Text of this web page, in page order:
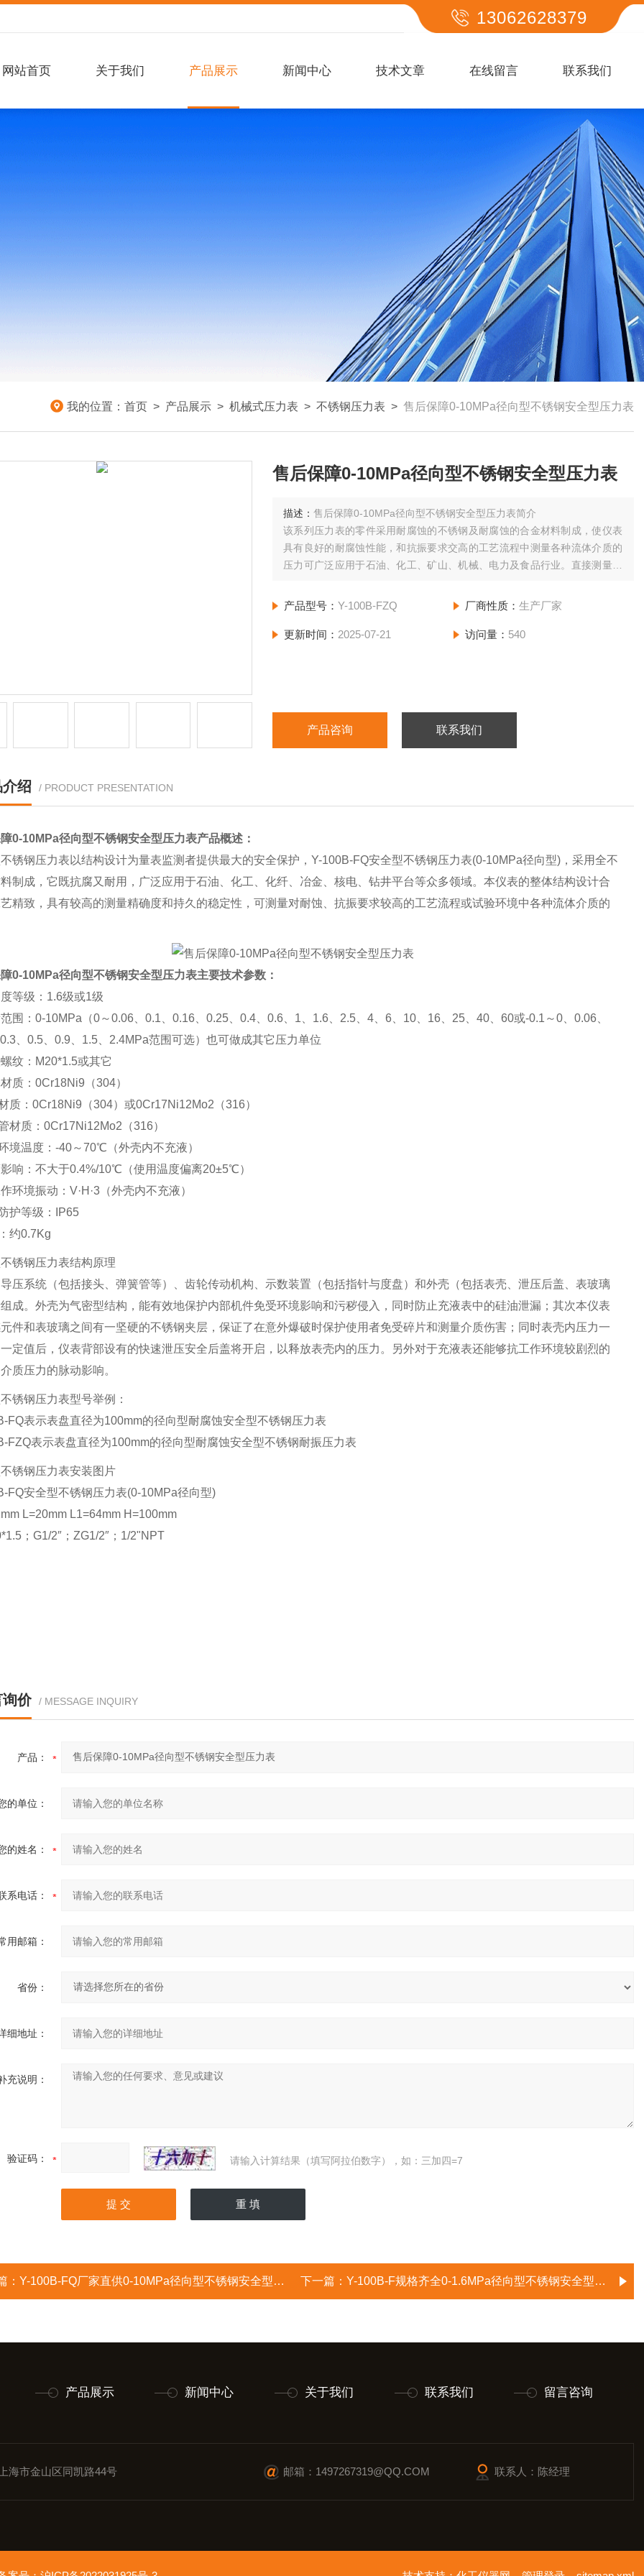
13062628379
网站首页 关于我们 产品展示 新闻中心 技术文章 在线留言 联系我们
我的位置： 首页 > 产品展示 > 机械式压力表 > 不锈钢压力表 > 售后保障0-10MPa径向型不锈钢安全型压力表
售后保障0-10MPa径向型不锈钢安全型压力表
描述：售后保障0-10MPa径向型不锈钢安全型压力表简介
该系列压力表的零件采用耐腐蚀的不锈钢及耐腐蚀的合金材料制成，使仪表
具有良好的耐腐蚀性能，和抗振要求交高的工艺流程中测量各种流体介质的
压力可广泛应用于石油、化工、矿山、机械、电力及食品行业。直接测量不
产品型号：Y-100B-FZQ 厂商性质： 生产厂家
更新时间： 2025-07-21 访问量： 540
产品咨询 联系我们
绍 / PRODUCT PRESENTATION
0-10MPa径向型不锈钢安全型压力表产品概述：
锈钢压力表以结构设计为量表监测者提供最大的安全保护，Y-100B-FQ安全型不锈钢压力表(0-10MPa径向型)，采用全不
制成，它既抗腐又耐用，广泛应用于石油、化工、化纤、冶金、核电、钻井平台等众多领域。本仪表的整体结构设计合
精致，具有较高的测量精确度和持久的稳定性，可测量对耐蚀、抗振要求较高的工艺流程或试验环境中各种流体介质的
0-10MPa径向型不锈钢安全型压力表主要技术参数：
等级：1.6级或1级
围：0-10MPa（0～0.06、0.1、0.16、0.25、0.4、0.6、1、1.6、2.5、4、6、10、16、25、40、60或-0.1～0、0.06、
、0.5、0.9、1.5、2.4MPa范围可选）也可做成其它压力单位
纹：M20*1.5或其它
质：0Cr18Ni9（304）
质：0Cr18Ni9（304）或0Cr17Ni12Mo2（316）
材质：0Cr17Ni12Mo2（316）
境温度：-40～70℃（外壳内不充液）
响：不大于0.4%/10℃（使用温度偏离20±5℃）
环境振动：V·H·3（外壳内不充液）
护等级：IP65
约0.7Kg
锈钢压力表结构原理
压系统（包括接头、弹簧管等）、齿轮传动机构、示数装置（包括指针与度盘）和外壳（包括表壳、泄压后盖、表玻璃
成。外壳为气密型结构，能有效地保护内部机件免受环境影响和污秽侵入，同时防止充液表中的硅油泄漏；其次本仪表
件和表玻璃之间有一坚硬的不锈钢夹层，保证了在意外爆破时保护使用者免受碎片和测量介质伤害；同时表壳内压力一
定值后，仪表背部设有的快速泄压安全后盖将开启，以释放表壳内的压力。另外对于充液表还能够抗工作环境较剧烈的
质压力的脉动影响。
锈钢压力表型号举例：
FQ表示表盘直径为100mm的径向型耐腐蚀安全型不锈钢压力表
FZQ表示表盘直径为100mm的径向型耐腐蚀安全型不锈钢耐振压力表
锈钢压力表安装图片
FQ安全型不锈钢压力表(0-10MPa径向型)
L=20mm L1=64mm H=100mm
；G1/2″；ZG1/2″；1/2"NPT
价 / MESSAGE INQUIRY
产品：
的单位：
的姓名：
系电话：
用邮箱：
省份：
细地址：
充说明：
验证码： 请输入计算结果（填写阿拉伯数字），如：三加四=7
： Y-100B-FQ厂家直供0-10MPa径向型不锈钢安全型压力表 下一篇： Y-100B-F规格齐全0-1.6MPa径向型不锈钢安全型压力表
产品展示 新闻中心 关于我们 联系我们 留言咨询
海市金山区同凯路44号 邮箱：1497267319@QQ.COM 联系人：陈经理